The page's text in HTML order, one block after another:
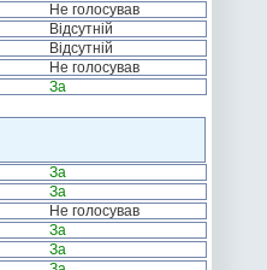
Не голосував
Відсутній
Відсутній
Не голосував
За
За
За
Не голосував
За
За